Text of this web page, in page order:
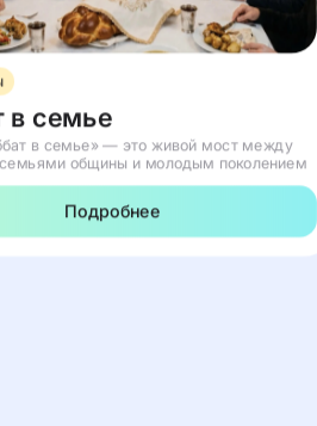
в семье
в семье» — это живой мост между
общины и молодым поколением
Подробнее